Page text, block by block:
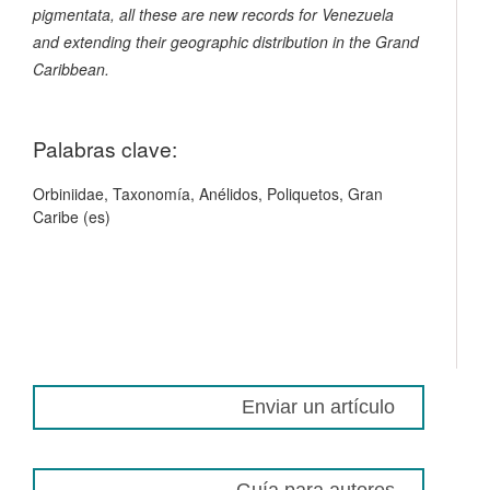
pigmentata, all these are new records for Venezuela
and extending their geographic distribution in the Grand
Caribbean.
Palabras clave:
Orbiniidae, Taxonomía, Anélidos, Poliquetos, Gran
Caribe (es)
Enviar un artículo